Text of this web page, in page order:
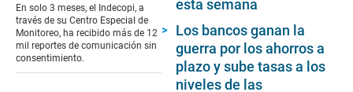
of
0
seconds
En solo 3 meses, el Indecopi, a
través de su Centro Especial de
Monitoreo, ha recibido más de 12
mil reportes de comunicación sin
consentimiento.
esta semana
Los bancos ganan la
guerra por los ahorros a
plazo y sube tasas a los
niveles de las